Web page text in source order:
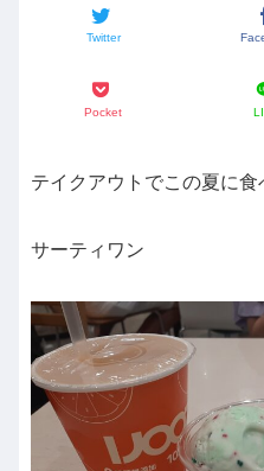
Twitter
Pocket
テイクアウトでこの夏に食
サーティワン